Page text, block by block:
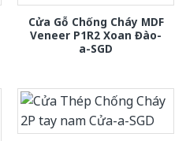
Cửa Gỗ Chống Cháy MDF
Veneer P1R2 Xoan Đào-
a-SGD